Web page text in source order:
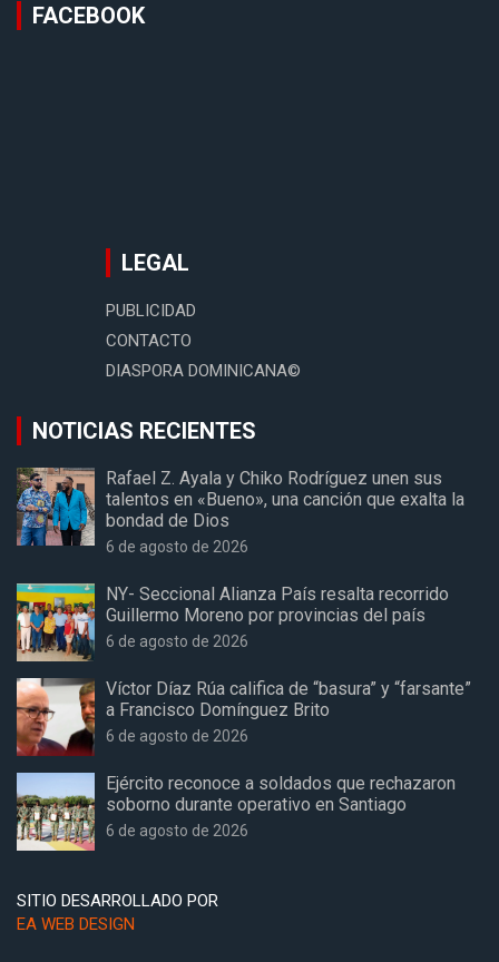
FACEBOOK
LEGAL
PUBLICIDAD
CONTACTO
DIASPORA DOMINICANA©
NOTICIAS RECIENTES
Rafael Z. Ayala y Chiko Rodríguez unen sus
talentos en «Bueno», una canción que exalta la
bondad de Dios
6 de agosto de 2026
NY- Seccional Alianza País resalta recorrido
Guillermo Moreno por provincias del país
6 de agosto de 2026
Víctor Díaz Rúa califica de “basura” y “farsante”
a Francisco Domínguez Brito
6 de agosto de 2026
Ejército reconoce a soldados que rechazaron
soborno durante operativo en Santiago
6 de agosto de 2026
SITIO DESARROLLADO POR
EA WEB DESIGN